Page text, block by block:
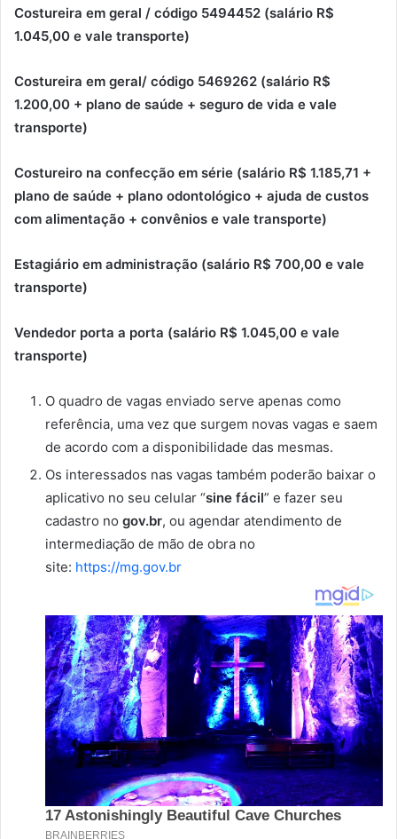
Costureira em geral / código 5494452 (salário R$
1.045,00 e vale transporte)
Costureira em geral/ código 5469262 (salário R$
1.200,00 + plano de saúde + seguro de vida e vale
transporte)
Costureiro na confecção em série (salário R$ 1.185,71 +
plano de saúde + plano odontológico + ajuda de custos
com alimentação + convênios e vale transporte)
Estagiário em administração (salário R$ 700,00 e vale
transporte)
Vendedor porta a porta (salário R$ 1.045,00 e vale
transporte)
O quadro de vagas enviado serve apenas como
referência, uma vez que surgem novas vagas e saem
de acordo com a disponibilidade das mesmas.
Os interessados nas vagas também poderão baixar o
aplicativo no seu celular “sine fácil” e fazer seu
cadastro no gov.br, ou agendar atendimento de
intermediação de mão de obra no
site: https://mg.gov.br